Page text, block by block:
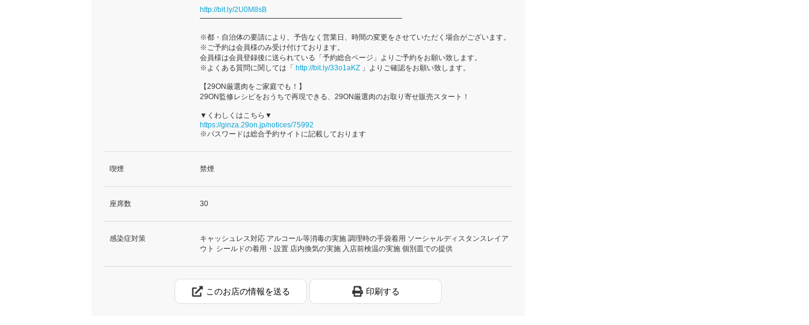
http://bit.ly/2U0M8sB
━━━━━━━━━━━━━━━━━━━━━━━━━━━━
※都・自治体の要請により、予告なく営業日、時間の変更をさせていただく場合がございます。
※ご予約は会員様のみ受け付けております。
会員様は会員登録後に送られている「予約総合ページ」よりご予約をお願い致します。
※よくある質問に関しては「 http://bit.ly/33o1aKZ 」よりご確認をお願い致します。
【29ON厳選肉をご家庭でも！】
29ON監修レシピをおうちで再現できる、29ON厳選肉のお取り寄せ販売スタート！
▼くわしくはこちら▼
https://ginza.29on.jp/notices/75992
※パスワードは総合予約サイトに記載しております
喫煙 禁煙
座席数 30
感染症対策
キャッシュレス対応 アルコール等消毒の実施 調理時の手袋着用 ソーシャルディスタンスレイア
ウト シールドの着用・設置 店内換気の実施 入店前検温の実施 個別皿での提供
このお店の情報を送る 印刷する